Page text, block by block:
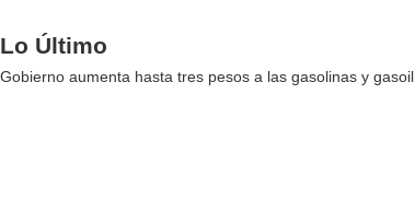
Lo Último
Gobierno aumenta hasta tres pesos a las gasolinas y gasoil.